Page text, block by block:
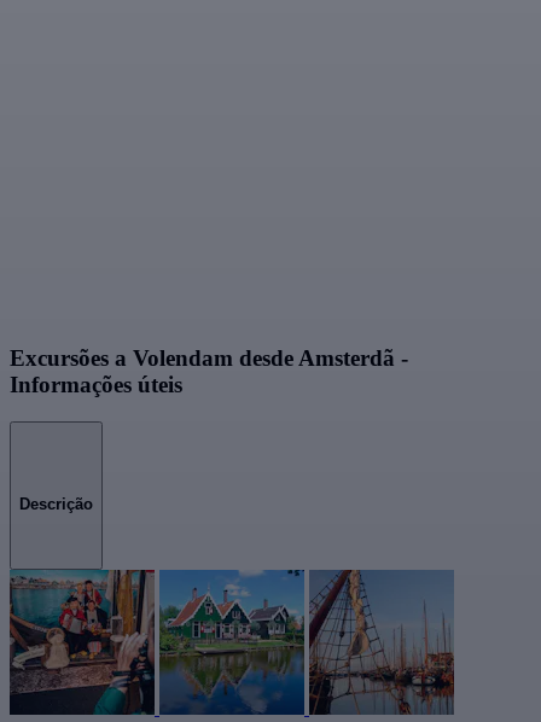
Excursões a Volendam desde Amsterdã -
Informações úteis
Descrição